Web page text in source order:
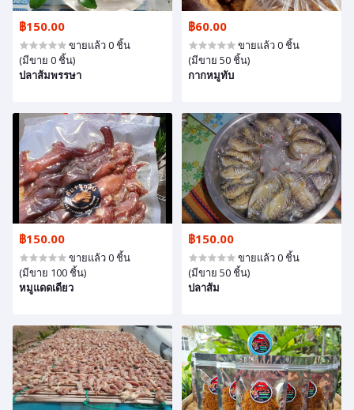
฿150.00
ขายแล้ว 0 ชิ้น
(มีขาย 0 ชิ้น)
ปลาส้มพรรษา
฿60.00
ขายแล้ว 0 ชิ้น
(มีขาย 50 ชิ้น)
กากหมูทับ
฿150.00
ขายแล้ว 0 ชิ้น
(มีขาย 100 ชิ้น)
หมูแดดเดียว
฿150.00
ขายแล้ว 0 ชิ้น
(มีขาย 50 ชิ้น)
ปลาส้ม